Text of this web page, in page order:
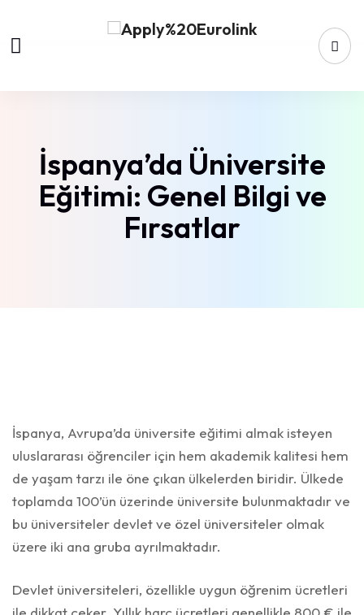
İspanya’da Üniversite
Eğitimi: Genel Bilgi ve
Fırsatlar
İspanya, Avrupa’da üniversite eğitimi almak isteyen
uluslararası öğrenciler için hem akademik kalitesi hem
de yaşam tarzı ile öne çıkan ülkelerden biridir. Ülkede
toplamda 100’ün üzerinde üniversite bulunmaktadır ve
bu üniversiteler devlet ve özel üniversiteler olmak
üzere iki ana gruba ayrılmaktadır.
Devlet üniversiteleri, özellikle uygun öğrenim ücretleri